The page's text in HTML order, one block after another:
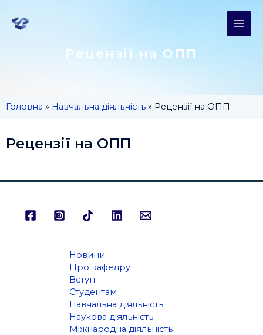
Рецензії на ОПП
Головна » Навчальна діяльність » Рецензії на ОПП
Рецензії на ОПП
Новини
Про кафедру
Вступ
Студентам
Навчальна діяльність
Наукова діяльність
Міжнародна діяльність